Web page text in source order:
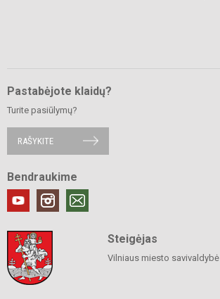
Pastabėjote klaidų?
Turite pasiūlymų?
RAŠYKITE
Bendraukime
Steigėjas
Vilniaus miesto savivaldybė